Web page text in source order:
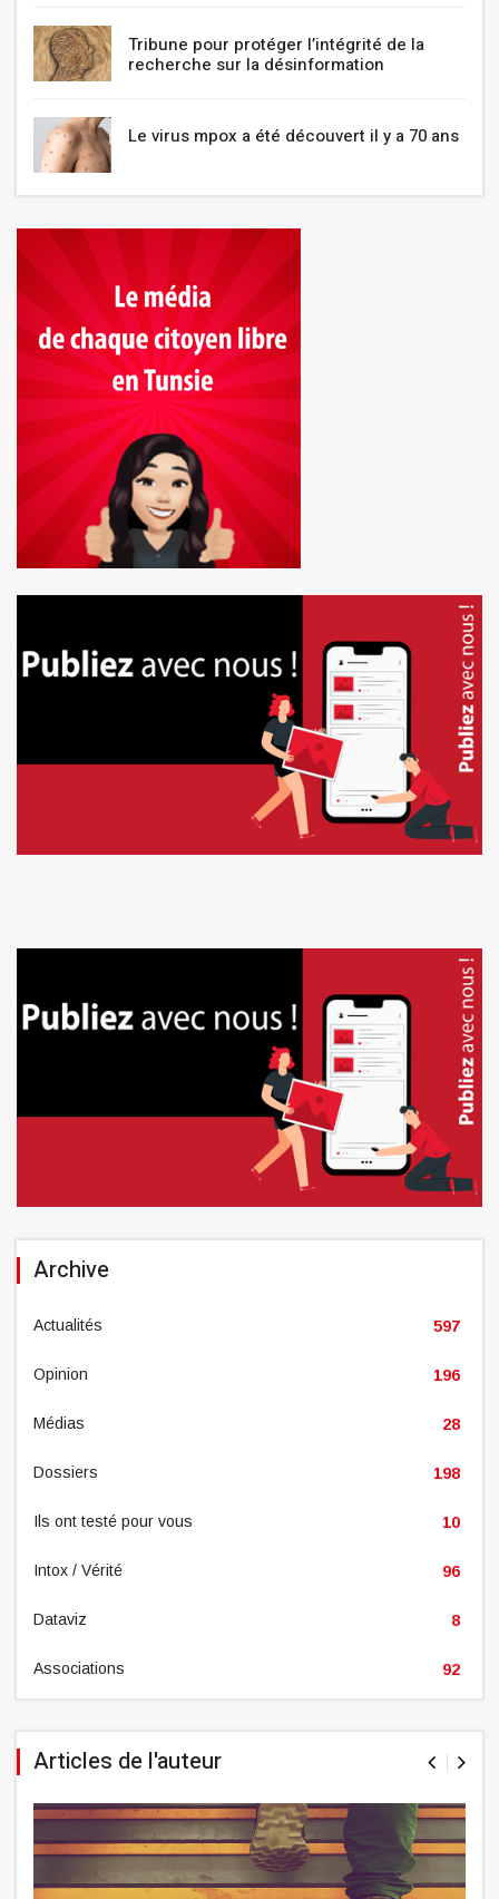
Tribune pour protéger l’intégrité de la
recherche sur la désinformation
Le virus mpox a été découvert il y a 70 ans
Archive
Actualités 597
Opinion 196
Médias 28
Dossiers 198
Ils ont testé pour vous 10
Intox / Vérité 96
Dataviz 8
Associations 92
Articles de l'auteur